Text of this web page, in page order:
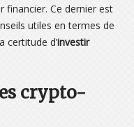
financier. Ce dernier est
utiles en termes de
certitude d’investir
crypto-